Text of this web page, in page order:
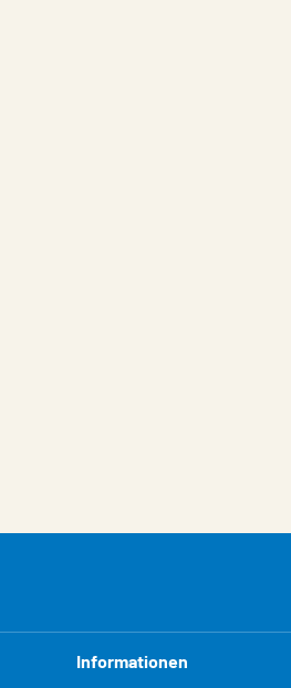
Informationen